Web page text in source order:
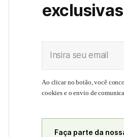
exclusivas
Insira seu email
Ao clicar no botão, você
cookies e o envio de
Faça parte da